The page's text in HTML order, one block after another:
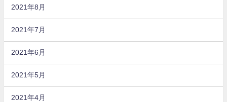
2021年8月
2021年7月
2021年6月
2021年5月
2021年4月